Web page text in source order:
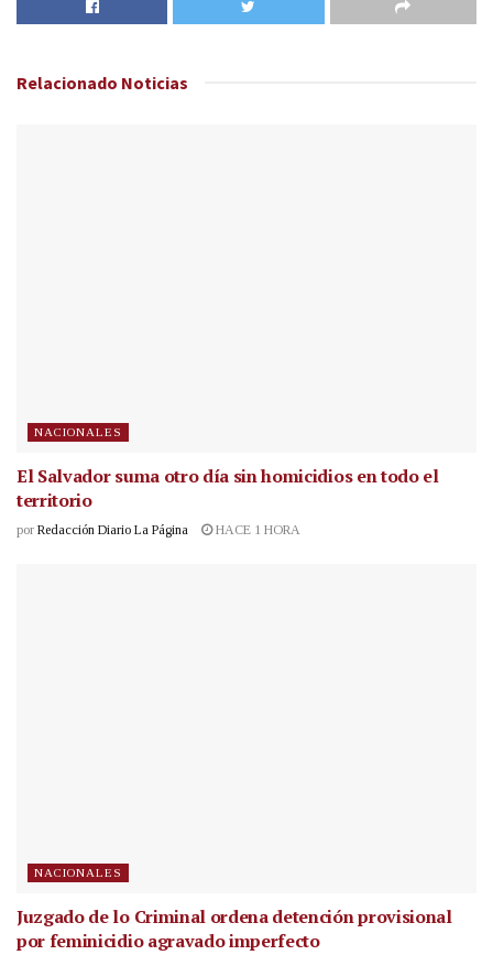
Relacionado Noticias
NACIONALES
El Salvador suma otro día sin homicidios en todo el
territorio
por Redacción Diario La Página HACE 1 HORA
NACIONALES
Juzgado de lo Criminal ordena detención provisional
por feminicidio agravado imperfecto